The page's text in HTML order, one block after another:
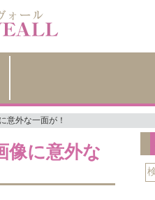
意外な一面が！
像に意外な